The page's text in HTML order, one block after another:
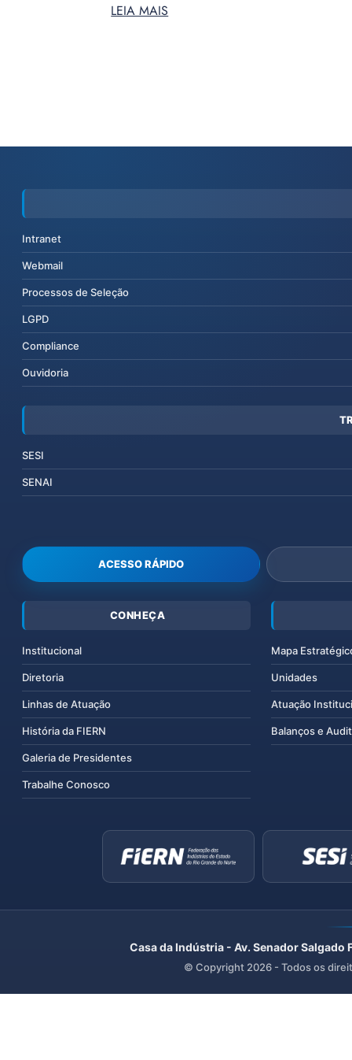
LEIA MAIS
Intranet
Webmail
Processos de Seleção
LGPD
Compliance
Ouvidoria
SESI
SENAI
ACESSO RÁPIDO
CONHEÇA
Institucional
Diretoria
Linhas de Atuação
História da FIERN
Galeria de Presidentes
Trabalhe Conosco
Mapa
Unidades
Atuação
Balanços e
Casa da Indústria - Av. Senador
© Copyright 2026 - Todos os